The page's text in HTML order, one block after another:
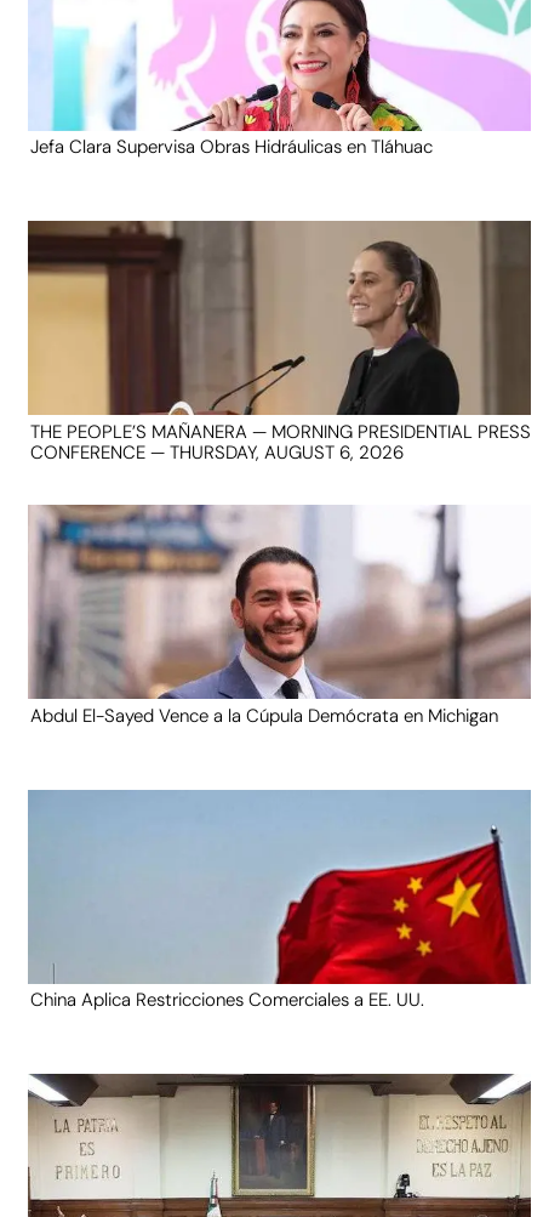
Jefa Clara Supervisa Obras Hidráulicas en Tláhuac
THE PEOPLE’S MAÑANERA — MORNING PRESIDENTIAL PRESS
CONFERENCE — THURSDAY, AUGUST 6, 2026
Abdul El-Sayed Vence a la Cúpula Demócrata en Michigan
China Aplica Restricciones Comerciales a EE. UU.